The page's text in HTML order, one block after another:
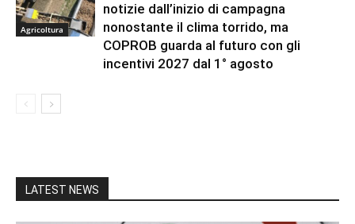
Agricoltura
notizie dall’inizio di campagna
nonostante il clima torrido, ma
COPROB guarda al futuro con gli
incentivi 2027 dal 1° agosto
LATEST NEWS